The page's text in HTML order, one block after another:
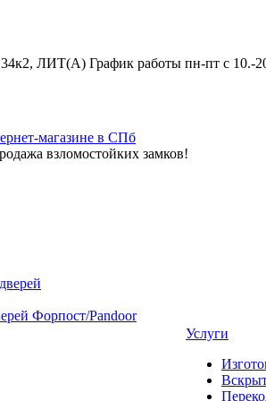
ЛИТ(А) График работы пн-пт с 10.-
взломостойких замков!
Форпост/Раndoor
Услуги